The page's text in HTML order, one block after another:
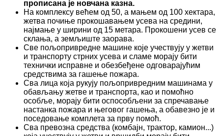
прописана је новчана казна.
На комплексу већем од 50, а мањем од 100 хектара,
жетва почиње прокошавањем усева на средини,
најмање у ширини од 15 метара. Прокошени усев се
склања, а земљиште заорава.
Све пољопривредне машине које учествују у жетви
и транспорту стрних усева и сламе морају бити
технички исправне и обезбеђене одговарајућим
средствима за гашење пожара.
Сва лица која рукују пољопривредним машинама у
обављању жетве и транспорта, као и помоћно
особље, морају бити оспособљени за спречавање
настанка пожара и његовог гашења, а обавезно је и
поседовање комплета за прву помоћ.
Сва превозна средства (комбајн, трактор, камион...)